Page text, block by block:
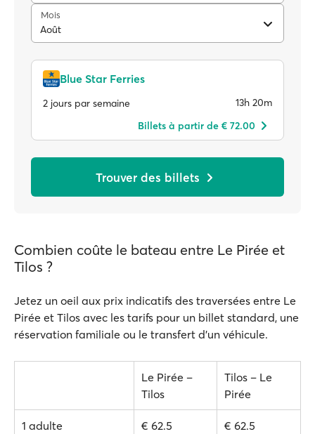
Mois
Août
Blue Star Ferries
2 jours par semaine
13h 20m
Billets à partir de € 72.00
Trouver des billets
Combien coûte le bateau entre Le Pirée et
Tilos ?
Jetez un oeil aux prix indicatifs des traversées entre Le
Pirée et Tilos avec les tarifs pour un billet standard, une
réservation familiale ou le transfert d'un véhicule.
Le Pirée –
Tilos
Tilos – Le
Pirée
1 adulte € 62.5 € 62.5